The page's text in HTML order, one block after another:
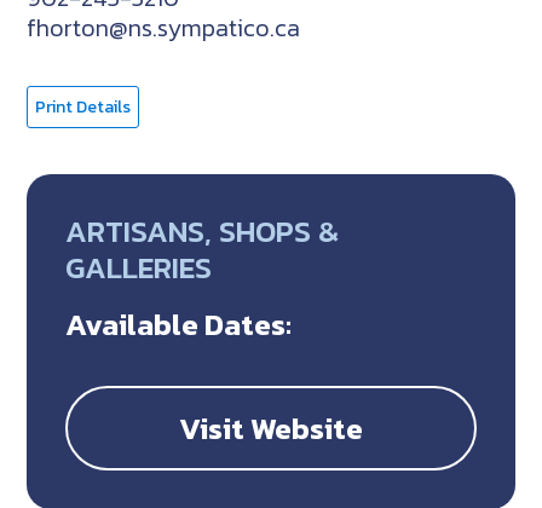
fhorton@ns.sympatico.ca
Print Details
ARTISANS, SHOPS &
GALLERIES
Available Dates:
Visit Website